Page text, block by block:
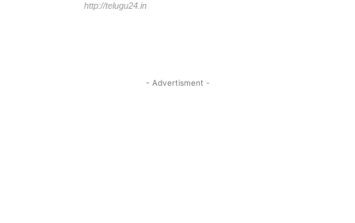
http://telugu24.in
- Advertisment -